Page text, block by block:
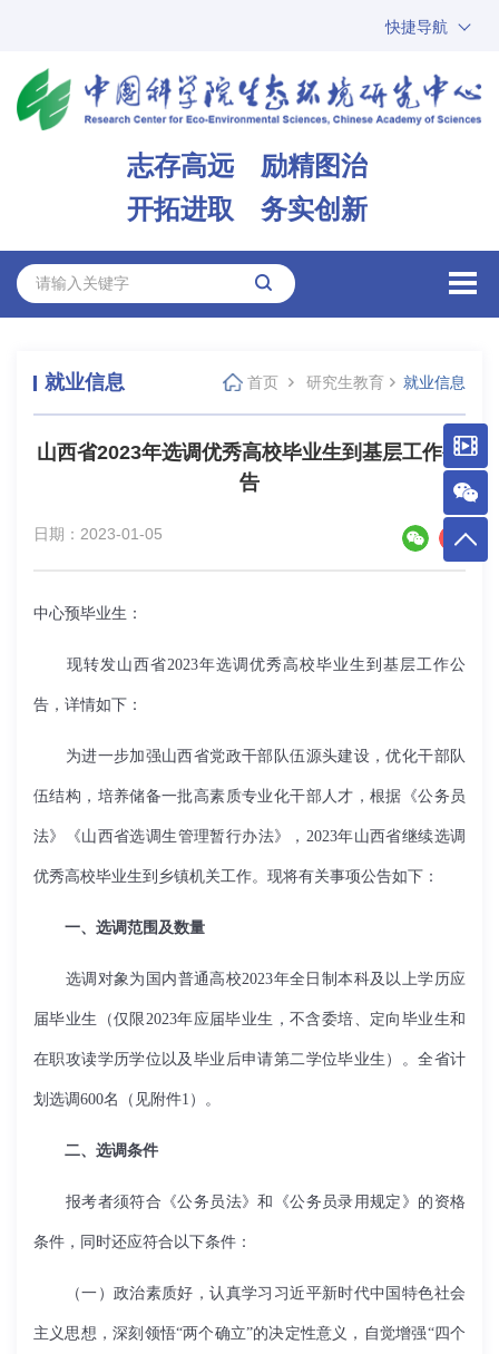
快捷导航
ARP
邮箱
志存高远 励精图治
开拓进取 务实创新
就业信息 首页 研究生教育 就业信息
山西省2023年选调优秀高校毕业生到基层工作公
告
日期：2023-01-05
中心预毕业生：
现转发山西省2023年选调优秀高校毕业生到基层工作公
告，详情如下：
为进一步加强山西省党政干部队伍源头建设，优化干部队
伍结构，培养储备一批高素质专业化干部人才，根据《公务员
法》《山西省选调生管理暂行办法》， 2023年山西省继续选调
优秀高校毕业生到乡镇机关工作。现将有关事项公告如下：
一、选调范围及数量
选调对象为国内普通高校2023年全日制本科及以上学历应
届毕业生（仅限 2023年应届毕业生，不含委培、定向毕业生和
在职攻读学历学位以及毕业后申请第二学位毕业生）。全省计
划选调600名（见附件1 ）。
二、选调条件
报考者须符合《公务员法》和《公务员录用规定》的资格
条件，同时还应符合以下条件：
（一）政治素质好，认真学习习近平新时代中国特色社会
主义思想，深刻领悟“两个确立”的决定性意义，自觉增强“四个